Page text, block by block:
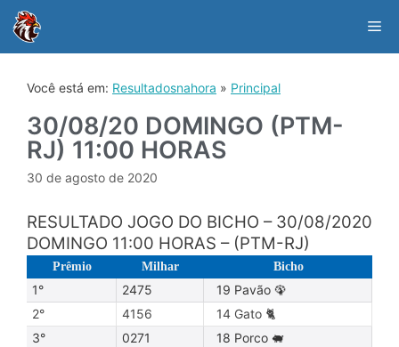
content
Você está em: Resultadosnahora » Principal
30/08/20 DOMINGO (PTM-
RJ) 11:00 HORAS
30 de agosto de 2020
RESULTADO JOGO DO BICHO – 30/08/2020
DOMINGO 11:00 HORAS – (PTM-RJ)
Prêmio Milhar Bicho
1° 2475
19 Pavão 🦚
2°
4156
14 Gato 🐈
3°
0271
18 Porco 🐖